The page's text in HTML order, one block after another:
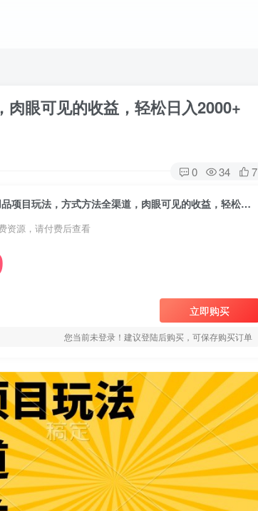
眼可见的收益，轻松日入2000+
0 34 7
最新成人用品项目玩法，方式方法全渠道，肉眼可见的收益，轻松日入2000
资源，请付费后查看
立即购买
您当前未登录！建议登陆后购买，可保存购买订单